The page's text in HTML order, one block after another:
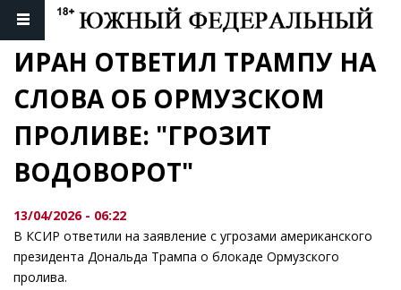
ИРАН ОТВЕТИЛ ТРАМПУ НА
СЛОВА ОБ ОРМУЗСКОМ
ПРОЛИВЕ: "ГРОЗИТ
ВОДОВОРОТ"
13/04/2026 - 06:22
В КСИР ответили на заявление с угрозами американского
президента Дональда Трампа о блокаде Ормузского
пролива.